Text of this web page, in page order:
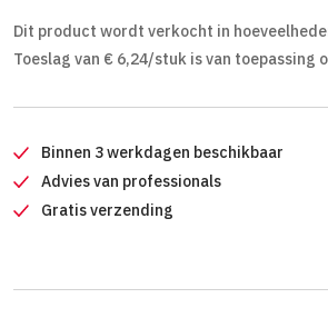
Dit product wordt verkocht in
Toeslag van € 6,24/stuk is van toepassing
Binnen 3 werkdagen beschikbaar
Advies van professionals
Gratis verzending